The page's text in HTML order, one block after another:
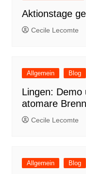
Aktionstage
Cecile Lecomte
Allgemein Blog
Lingen: Demo
atomare
Cecile Lecomte
Allgemein Blog